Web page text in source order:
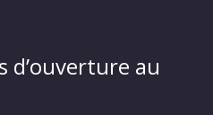
d’ouverture au